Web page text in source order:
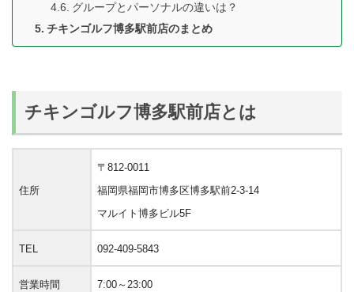
グループとパーソナルの違いは？
チキンゴルフ博多駅前店のまとめ
チキンゴルフ博多駅前店とは
住所
〒812-0011
福岡県福岡市博多区博多駅前2‐3‐14
マルイト博多ビル5F
TEL 092-409-5843
営業時間 7:00～23:00